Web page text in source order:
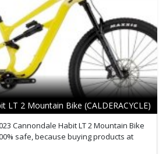
LT 2 Mountain Bike (CALDERACYCLE)
Cannondale Habit LT 2 Mountain Bike
safe, because buying products at